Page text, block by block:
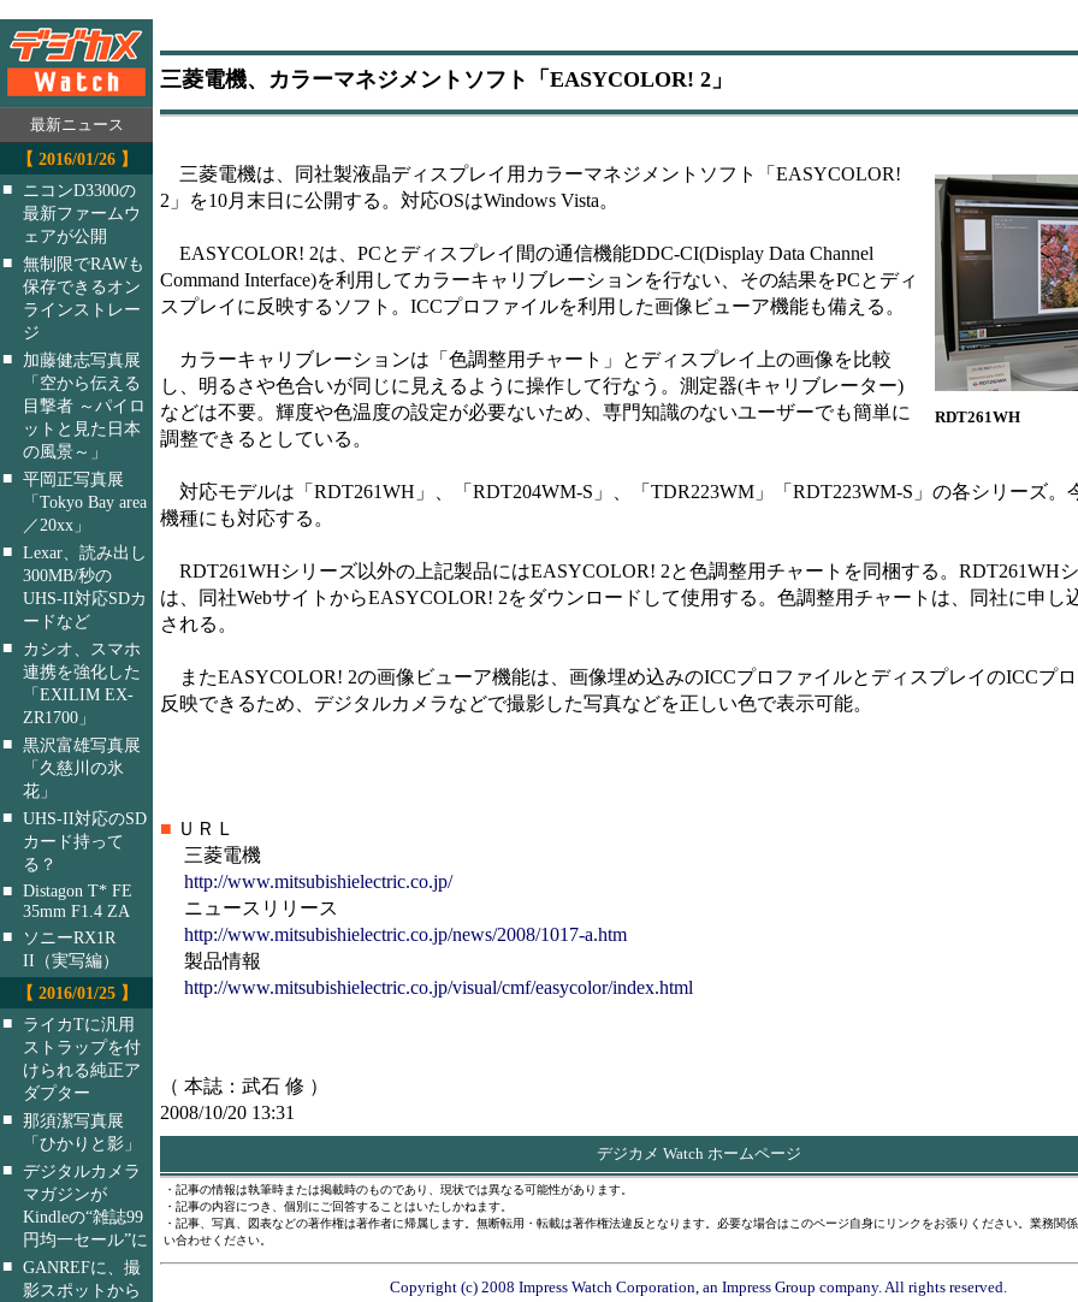
最新ニュース
【 2016/01/26 】
■
ニコンD3300の
最新ファームウ
ェアが公開
■ 無制限でRAWも
保存できるオン
ラインストレー
ジ
■
加藤健志写真展
「空から伝える
目撃者 ～パイロ
ットと見た日本
の風景～」
■ 平岡正写真展
「Tokyo Bay area
／20xx」
■ Lexar、読み出し
300MB/秒の
UHS-II対応SDカ
ードなど
■
カシオ、スマホ
連携を強化した
「EXILIM EX-
ZR1700」
■ 黒沢富雄写真展
「久慈川の氷
花」
■ UHS-II対応のSD
カード持って
る？
■ Distagon T* FE
35mm F1.4 ZA
■
ソニーRX1R
II（実写編）
【 2016/01/25 】
■
ライカTに汎用
ストラップを付
けられる純正ア
ダプター
■ 那須潔写真展
「ひかりと影」
■ デジタルカメラ
マガジンが
Kindleの“雑誌99
円均一セール”に
■ GANREFに、撮
影スポットから
三菱電機、カラーマネジメントソフト「EASYCOLOR! 2」
RDT261WH
三菱電機は、同社製液晶ディスプレイ用カラーマネジメントソフト「EASYCOLOR!
2」を10月末日に公開する。対応OSはWindows Vista。
EASYCOLOR! 2は、PCとディスプレイ間の通信機能DDC-CI(Display Data Channel
Command Interface)を利用してカラーキャリブレーションを行ない、その結果をPCとディ
スプレイに反映するソフト。ICCプロファイルを利用した画像ビューア機能も備える。
カラーキャリブレーションは「色調整用チャート」とディスプレイ上の画像を比較
し、明るさや色合いが同じに見えるように操作して行なう。測定器(キャリブレーター)
などは不要。輝度や色温度の設定が必要ないため、専門知識のないユーザーでも簡単に
調整できるとしている。
対応モデルは「RDT261WH」、「RDT204WM-S」、「TDR223WM」「RDT223WM-S」の各シリーズ。
機種にも対応する。
RDT261WHシリーズ以外の上記製品にはEASYCOLOR! 2と色調整用チャートを同梱する。RDT261WH
は、同社WebサイトからEASYCOLOR! 2をダウンロードして使用する。色調整用チャートは、同社に申し
される。
またEASYCOLOR! 2の画像ビューア機能は、画像埋め込みのICCプロファイルとディスプレイのICCプ
反映できるため、デジタルカメラなどで撮影した写真などを正しい色で表示可能。
■ ＵＲＬ
三菱電機
http://www.mitsubishielectric.co.jp/
ニュースリリース
http://www.mitsubishielectric.co.jp/news/2008/1017-a.htm
製品情報
http://www.mitsubishielectric.co.jp/visual/cmf/easycolor/index.html
（ 本誌：武石 修 ）
2008/10/20 13:31
デジカメ Watch ホームページ
・記事の情報は執筆時または掲載時のものであり、現状では異なる可能性があります。
・記事の内容につき、個別にご回答することはいたしかねます。
・記事、写真、図表などの著作権は著作者に帰属します。無断転用・転載は著作権法違反となります。必要な場合はこのページ自身にリンクをお張りください。業務関
い合わせください。
Copyright (c) 2008 Impress Watch Corporation, an Impress Group company. All rights reserved.